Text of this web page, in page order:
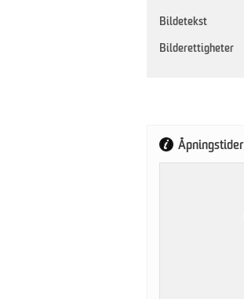
Bildetekst
Bilderettigheter
Åpningstider